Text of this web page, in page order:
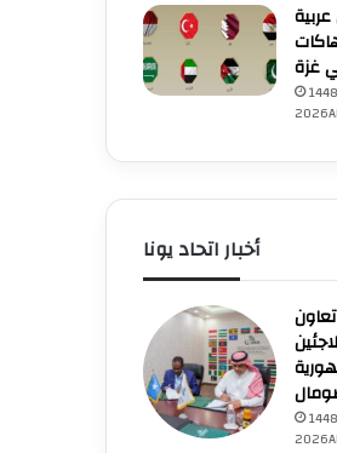
فلسطين
الخميس 23 صفر 1448AH 6-8-2026AD
الإسلامي تُدين
المتواصلة في
8 دول عربية
غزة
الخميس 23 صفر 1448AH 6-8-
أخبار اتحاد يونا
الثلاثاء 21 صفر 1448AH 4-8-